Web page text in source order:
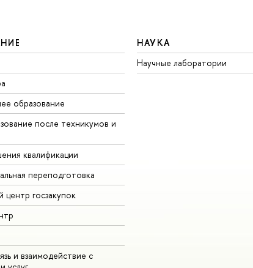
образование
после техникумов и
квалификации
переподготовка
центр госзакупок
и взаимодействие с
НАУКА
Научные лаборатории